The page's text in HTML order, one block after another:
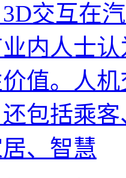
交互在
内人士
值。人
包括乘
、智慧